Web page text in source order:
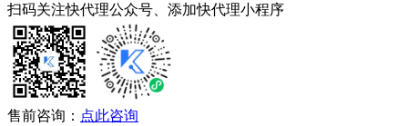
扫码关注快代理公众号、添加快代理小程序
售前咨询： 点此咨询